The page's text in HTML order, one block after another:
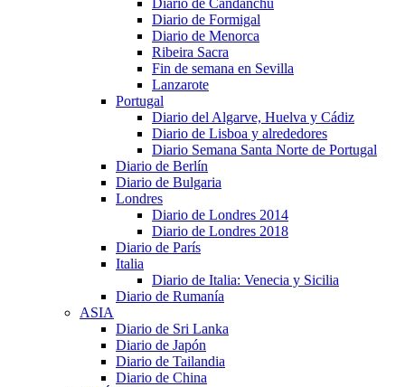
Diario de Formigal
Diario de Menorca
Ribeira Sacra
Fin de semana en Sevilla
Lanzarote
Portugal
Diario del Algarve, Huelva y Cádiz
Diario de Lisboa y alrededores
Diario Semana Santa Norte de Portugal
Diario de Berlín
Diario de Bulgaria
Londres
Diario de Londres 2014
Diario de Londres 2018
Diario de París
Italia
Diario de Italia: Venecia y Sicilia
Diario de Rumanía
ASIA
Diario de Sri Lanka
Diario de Japón
Diario de Tailandia
Diario de China